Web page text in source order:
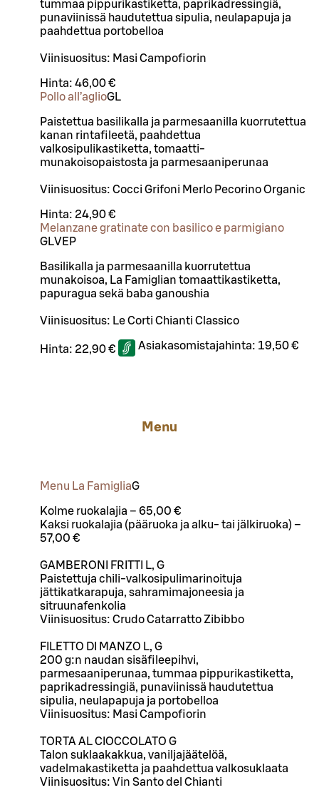
tummaa pippurikastiketta, paprikadressingiä,
punaviinissä haudutettua sipulia, neulapapuja ja
paahdettua portobelloa
Viinisuositus: Masi Campofiorin
Hinta: 46,00 €
Pollo all’aglioGL
Paistettua basilikalla ja parmesaanilla kuorrutettua
kanan rintafileetä, paahdettua
valkosipulikastiketta, tomaatti-
munakoisopaistosta ja parmesaaniperunaa
Viinisuositus: Cocci Grifoni Merlo Pecorino Organic
Hinta: 24,90 €
Melanzane gratinate con basilico e parmigiano
GLVEP
Basilikalla ja parmesaanilla kuorrutettua
munakoisoa, La Famiglian tomaattikastiketta,
papuragua sekä baba ganoushia
Viinisuositus: Le Corti Chianti Classico
Hinta: 22,90 € Asiakasomistajahinta: 19,50 €
Menu
Menu La FamigliaG
Kolme ruokalajia – 65,00 €
Kaksi ruokalajia (pääruoka ja alku- tai jälkiruoka) –
57,00 €
GAMBERONI FRITTI L, G
Paistettuja chili-valkosipulimarinoituja
jättikatkarapuja, sahramimajoneesia ja
sitruunafenkolia
Viinisuositus: Crudo Catarratto Zibibbo
FILETTO DI MANZO L, G
200 g:n naudan sisäfileepihvi,
parmesaaniperunaa, tummaa pippurikastiketta,
paprikadressingiä, punaviinissä haudutettua
sipulia, neulapapuja ja portobelloa
Viinisuositus: Masi Campofiorin
TORTA AL CIOCCOLATO G
Talon suklaakakkua, vaniljajäätelöä,
vadelmakastiketta ja paahdettua valkosuklaata
Viinisuositus: Vin Santo del Chianti